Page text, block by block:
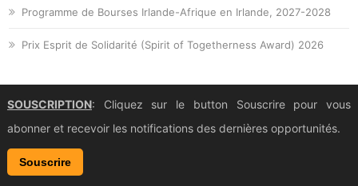
Programme de Bourses Irlande-Afrique en Irlande, 2027-2028
Prix Esprit de Solidarité (Spirit of Togetherness Award) 2026
SOUSCRIPTION: Cliquez sur le button Souscrire pour vous
abonner et recevoir les notifications des dernières opportunités.
Souscrire